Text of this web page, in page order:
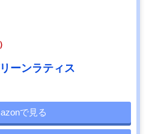
ーンラティス
で見る